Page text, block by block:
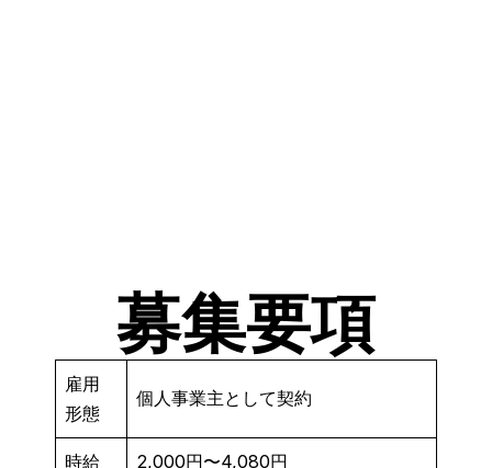
募集要項
雇用
形態
個人事業主として契約
時給 2,000円〜4,080円